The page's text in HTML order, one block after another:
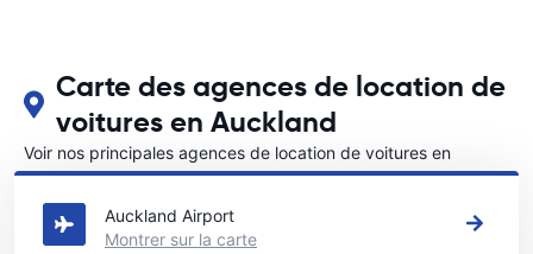
Carte des agences de location de
voitures en Auckland
Voir nos principales agences de location de voitures en
Auckland
Auckland Airport
Montrer sur la carte